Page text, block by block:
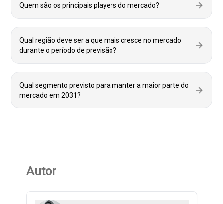
Quem são os principais players do mercado?
Qual região deve ser a que mais cresce no mercado
durante o período de previsão?
Qual segmento previsto para manter a maior parte do
mercado em 2031?
Autor